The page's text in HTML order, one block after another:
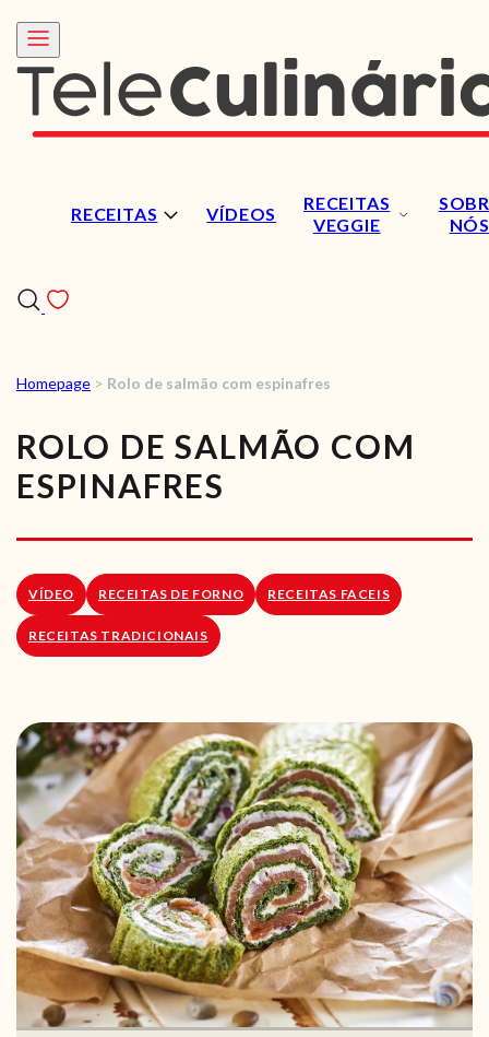
RECEITAS VÍDEOS
RECEITAS
VEGGIE
NÓS
RECEITAS
VÍDEOS
RECEITAS VEGGIE
LOJA ONLINE
Homepage > Rolo de salmão com espinafres
ROLO DE SALMÃO COM
ESPINAFRES
VÍDEO RECEITAS DE FORNO RECEITAS FACEIS
RECEITAS TRADICIONAIS